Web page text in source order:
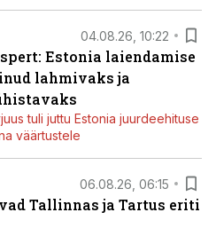
04.08.26, 10:22
Estonia laiendamise
lahmivaks ja
tuli juttu Estonia juurdeehituse
väärtustele
06.08.26, 06:15
Tallinnas ja Tartus eriti